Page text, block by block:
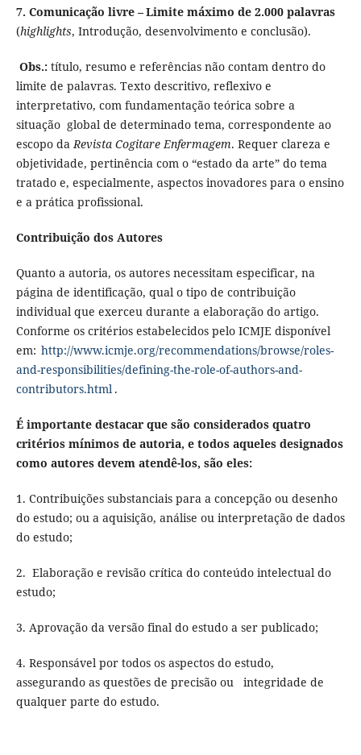
7. Comunicação livre –Limite máximo de 2.000 palavras
(highlights, Introdução, desenvolvimento e conclusão).
Obs.:título, resumo e referências não contam dentro do
limite de palavras. Texto descritivo, reflexivo e
interpretativo, com fundamentação teórica sobre a
situação global de determinado tema, correspondente ao
escopo daRevista Cogitare Enfermagem. Requer clareza e
objetividade, pertinência com o “estado da arte” do tema
tratado e, especialmente, aspectos inovadores para o ensino
e a prática profissional.
Contribuição dos Autores
Quanto a autoria, os autores necessitam especificar, na
página de identificação, qual o tipo de contribuição
individual que exerceu durante a elaboração do artigo.
Conforme os critérios estabelecidos pelo ICMJE disponível
em: http://www.icmje.org/recommendations/browse/roles-
and-responsibilities/defining-the-role-of-authors-and-
contributors.html .
É importante destacar que são considerados quatro
critérios mínimos de autoria, e todos aqueles designados
como autores devem atendê-los, são eles:
1. Contribuições substanciais para a concepção ou desenho
do estudo; ou a aquisição, análise ou interpretação de dados
do estudo;
2. Elaboração e revisão crítica do conteúdo intelectual do
estudo;
3. Aprovação da versão final do estudo a ser publicado;
4. Responsável por todos os aspectos do estudo,
assegurando as questões de precisão ou integridade de
qualquer parte do estudo.